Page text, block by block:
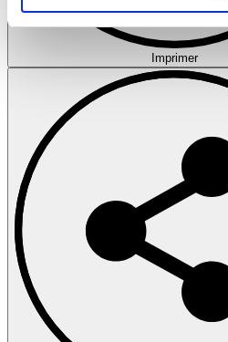
soziale Medien, Werbung und
Partner führen diese
weiteren Daten zusammen, die
haben oder die sie im Rahmen
gesammelt haben.
Imprimer